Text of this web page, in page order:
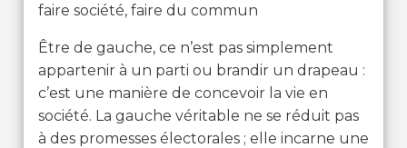
faire société, faire du commun
Être de gauche, ce n’est pas simplement
appartenir à un parti ou brandir un drapeau :
c’est une manière de concevoir la vie en
société. La gauche véritable ne se réduit pas
à des promesses électorales ; elle incarne une